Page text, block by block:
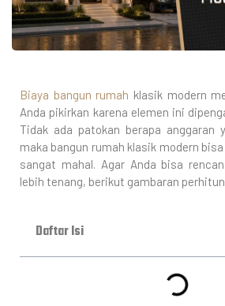
Biaya bangun rumah klasik modern
Anda pikirkan karena elemen ini
Tidak ada patokan berapa anggaran
maka bangun rumah klasik modern
sangat mahal. Agar Anda bisa
lebih tenang, berikut gambaran
Daftar Isi